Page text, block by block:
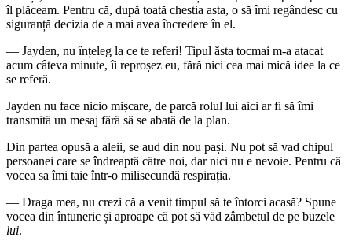
îl plăceam. Pentru că, după toată chestia asta, o să îmi regândesc cu
siguranță decizia de a mai avea încredere în el.
— Jayden, nu înțeleg la ce te referi! Tipul ăsta tocmai m-a atacat
acum câteva minute, îi reproșez eu, fără nici cea mai mică idee la ce
se referă.
Jayden nu face nicio mișcare, de parcă rolul lui aici ar fi să îmi
transmită un mesaj fără să se abată de la plan.
Din partea opusă a aleii, se aud din nou pași. Nu pot să vad chipul
persoanei care se îndreaptă către noi, dar nici nu e nevoie. Pentru că
vocea sa îmi taie într-o milisecundă respirația.
— Draga mea, nu crezi că a venit timpul să te întorci acasă? Spune
vocea din întuneric și aproape că pot să văd zâmbetul de pe buzele
lui.